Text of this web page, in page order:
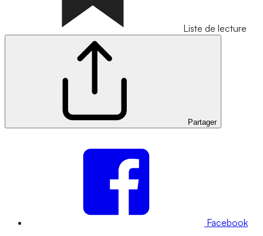
Liste de lecture
Partager
Facebook